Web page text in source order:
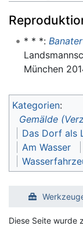
* * *:
München
Kategorien:
Gemälde
Das Dorf als
Am Wasser
Diese Seite wurde